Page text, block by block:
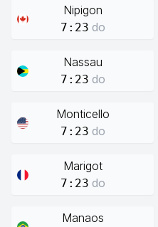
Nipigon
7:23 do
Nassau
7:23 do
Monticello
7:23 do
Marigot
7:23 do
Manaos